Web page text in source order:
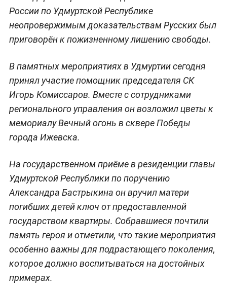
России по Удмуртской Республике
неопровержимым доказательствам Русских был
приговорён к пожизненному лишению свободы.
В памятных мероприятиях в Удмуртии сегодня
принял участие помощник председателя СК
Игорь Комиссаров. Вместе с сотрудниками
регионального управления он возложил цветы к
мемориалу Вечный огонь в сквере Победы
города Ижевска.
На государственном приёме в резиденции главы
Удмуртской Республики по поручению
Александра Бастрыкина он вручил матери
погибших детей ключ от предоставленной
государством квартиры. Собравшиеся почтили
память героя и отметили, что такие мероприятия
особенно важны для подрастающего поколения,
которое должно воспитываться на достойных
примерах.